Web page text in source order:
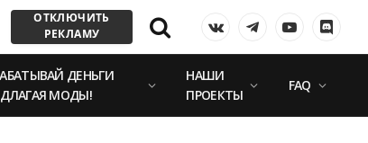
ОТКЛЮЧИТЬ
РЕКЛАМУ
VKontakteTelegramYouTube
ДЕНЬГИ
МОДЫ!
НАШИ
ПРОЕКТЫ
FAQ